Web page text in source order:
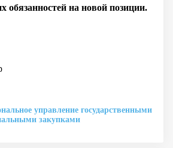
обязанностей на новой позиции.
управление государственными
закупками